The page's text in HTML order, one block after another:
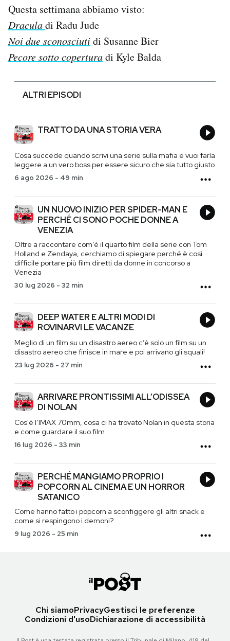
Questa settimana abbiamo visto:
Draculadi Radu Jude
Noi due sconosciutidi Susanne Bier
Pecore sotto coperturadi Kyle Balda
ALTRI EPISODI
TRATTO DA UNA STORIA VERA
Cosa succede quando scrivi una serie sulla mafia e vuoi farla
leggere a un vero boss per essere sicuro che sia tutto giusto
6 ago 2026 - 49 min
UN NUOVO INIZIO PER SPIDER-MAN E
PERCHÉ CI SONO POCHE DONNE A
VENEZIA
Oltre a raccontare com’è il quarto film della serie con Tom
Holland e Zendaya, cerchiamo di spiegare perché è così
difficile portare più film diretti da donne in concorso a
Venezia
30 lug 2026 - 32 min
DEEP WATER E ALTRI MODI DI
ROVINARVI LE VACANZE
Meglio di un film su un disastro aereo c’è solo un film su un
disastro aereo che finisce in mare e poi arrivano gli squali!
23 lug 2026 - 27 min
ARRIVARE PRONTISSIMI ALL’ODISSEA
DI NOLAN
Cos'è l’IMAX 70mm, cosa ci ha trovato Nolan in questa storia
e come guardare il suo film
16 lug 2026 - 33 min
PERCHÉ MANGIAMO PROPRIO I
POPCORN AL CINEMA E UN HORROR
SATANICO
Come hanno fatto i popcorn a sconfiggere gli altri snack e
come si respingono i demoni?
9 lug 2026 - 25 min
Chi siamoPrivacyGestisci le preferenze
Condizioni d'usoDichiarazione di accessibilità